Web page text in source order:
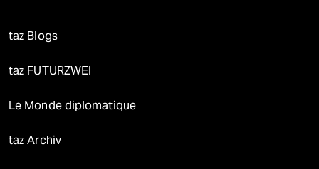
taz Blogs
taz FUTURZWEI
Le Monde diplomatique
taz Archiv